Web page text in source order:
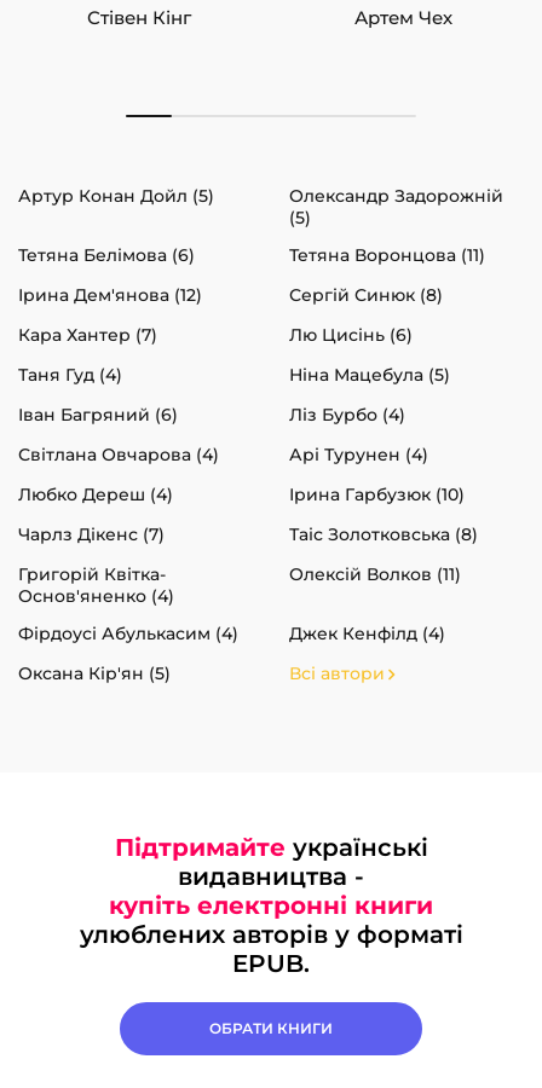
Стівен Кінг Артем Чех
Артур Конан Дойл (5)
Олександр Задорожній
(5)
Тетяна Белімова (6)
Тетяна Воронцова (11)
Ірина Дем'янова (12)
Сергій Синюк (8)
Кара Хантер (7)
Лю Цисінь (6)
Таня Гуд (4)
Ніна Мацебула (5)
Іван Багряний (6)
Ліз Бурбо (4)
Світлана Овчарова (4)
Арі Турунен (4)
Любко Дереш (4)
Ірина Гарбузюк (10)
Чарлз Дікенс (7)
Таіс Золотковська (8)
Григорій Квітка-
Основ'яненко (4)
Олексій Волков (11)
Фірдоусі Абулькасим (4)
Джек Кенфілд (4)
Оксана Кір'ян (5)
Всі автори
Підтримайте українські
видавництва -
купіть електронні книги
улюблених авторів у форматі
EPUB.
ОБРАТИ КНИГИ